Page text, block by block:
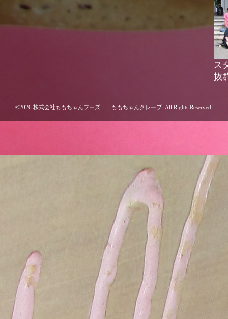
ス
抜
©2026 株式会社ももちゃんフーズ ももちゃんクレープ. All Rights Reserved.